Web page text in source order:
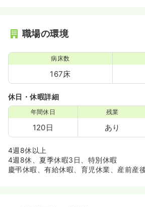
職場の環境
病床数
167床
休日・休暇詳細
年間休日
120日
残業
あり
4週8休以上
4週8休、夏季休暇3日、特別休暇
慶弔休暇、有給休暇、育児休業、産前産